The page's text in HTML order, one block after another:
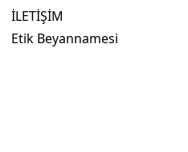
İLETİŞİM
Etik Beyannamesi